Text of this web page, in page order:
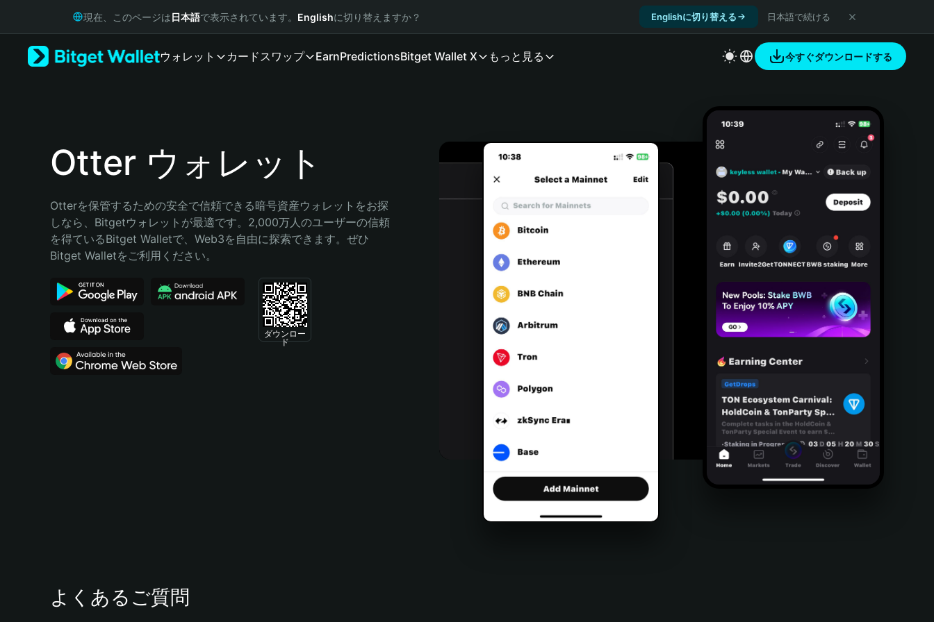
Русский
Bahasa Indonesia
Português (Brasil)
現在、このページは日本語で表示されています。 Englishに切り替えますか？ Englishに切り替える 日本語で続ける
ウォレット カードスワップ EarnPredictionsBitget Wallet X もっと見る 今すぐダウンロードする
Otter ウォレット
Otterを保管するための安全で信頼できる暗号資産ウォレットをお探
しなら、Bitgetウォレットが最適です。2,000万人のユーザーの信頼
を得ているBitget Walletで、Web3を自由に探索できます。ぜひ
Bitget Walletをご利用ください。
ダウンロー
ド
よくあるご質問